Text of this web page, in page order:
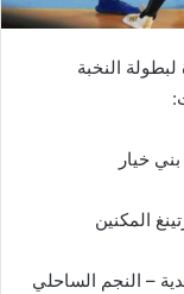
لبطولة النخبة